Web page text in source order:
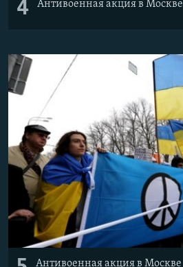
4 Антивоенная акция в Москве
Антивоенная акция в Москве